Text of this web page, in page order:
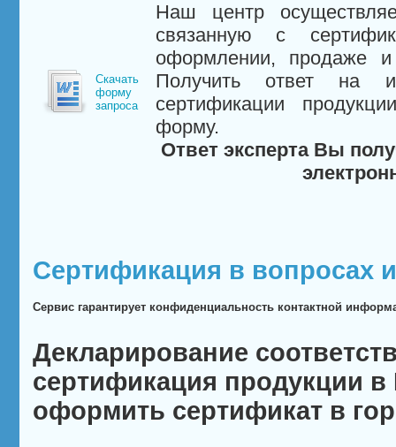
Скачать
форму
запроса
Наш центр
связанную с
оформлении, продаже и
Получить ответ на
сертификации
форму.
Ответ эксперта Вы
Сертификация в вопросах
Сервис гарантирует конфиденциальность контактной
Декларирование
сертификация продукции в
оформить сертификат в